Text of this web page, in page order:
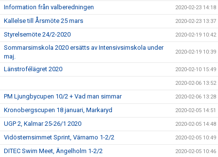
Information från valberedningen 2020-02-23 14:18
Kallelse till Årsmöte 25 mars 2020-02-23 13:37
Styrelsemöte 24/2-2020 2020-02-19 10:42
Sommarsimskola 2020 ersätts av Intensivsimskola under
maj.
2020-02-19 10:39
Länstrofélägret 2020 2020-02-10 15:49
2020-02-06 13:52
PM Ljungbycupen 10/2 + Vad man simmar 2020-02-06 13:28
Kronobergscupen 18 januari, Markaryd 2020-02-05 14:51
UGP 2, Kalmar 25-26/1 2020 2020-02-05 14:48
Vidösternsimmet Sprint, Värnamo 1-2/2 2020-02-05 10:49
DITEC Swim Meet, Ängelholm 1-2/2 2020-02-05 10:46